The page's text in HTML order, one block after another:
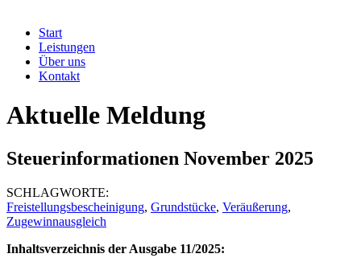
Start
Leistungen
Über uns
Kontakt
Aktuelle Meldung
Steuerinformationen November 2025
SCHLAGWORTE:
Freistellungsbescheinigung, Grundstücke, Veräußerung,
Zugewinnausgleich
Inhaltsverzeichnis der Ausgabe 11/2025: